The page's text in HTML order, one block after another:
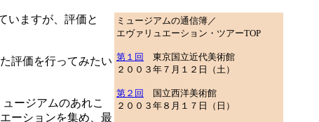
ミュージアムの通信簿／
エヴァリュエーション・ツアーTOP
第１回
東京国立近代美術館
２００３年７月１２日（土）
第２回
国立西洋美術館
２００３年８月１７日（日）
いますが、評価と
評価を行ってみたい
ージアムのあれこ
ーションを集め、最